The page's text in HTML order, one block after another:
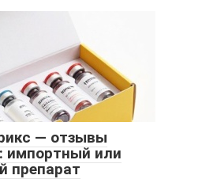
— отзывы
импортный или
препарат